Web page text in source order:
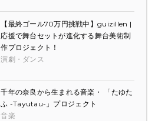
【最終ゴール70万円挑戦中】guizillen |
応援で舞台セットが進化する舞台美術制
作プロジェクト！
演劇・ダンス
千年の奈良から生まれる音楽・ 「たゆた
ふ -Tayutau-」プロジェクト
音楽